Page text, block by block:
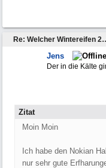
Re: Welcher
Jens
Der in die Kälte
Zitat
Moin Moin
Ich habe den Nokian
nur sehr gute